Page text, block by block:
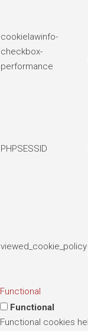
cookielawinfo-
checkbox-
performance
PHPSESSID
viewed_cookie_policy
Functional
Functional
Functional cookies